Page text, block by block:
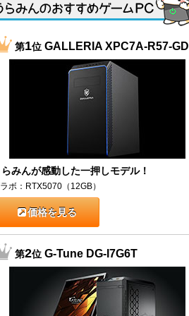
第1位GALLERIA XPC7A-R57-GD
みんが感動した一押しモデル！
ボ：RTX5070（12GB）
価格を見る
第2位G-Tune DG-I7G6T